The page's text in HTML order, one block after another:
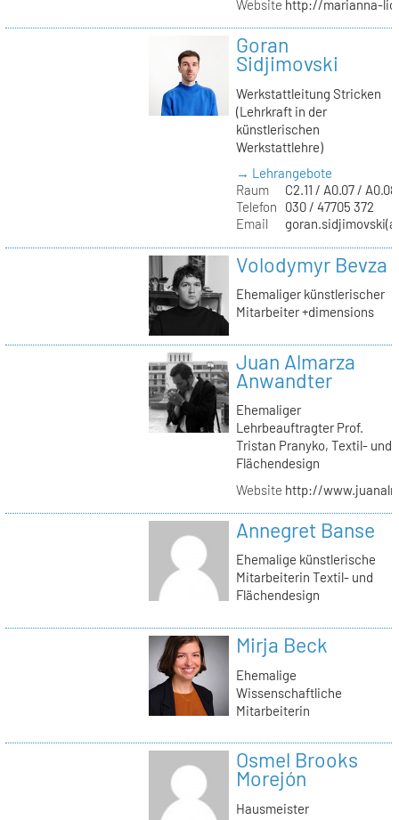
Website http://marianna-
Goran
Sidjimovski
Werkstattleitung Stricken
(Lehrkraft in der
künstlerischen
Werkstattlehre)
→ Lehrangebote
Raum
C2.11 / A0.07 / A0.08
Telefon
030 / 47705 372
Email
Volodymyr Bevza
Ehemaliger künstlerischer
Mitarbeiter +dimensions
Juan Almarza
Anwandter
Ehemaliger
Lehrbeauftragter Prof.
Tristan Pranyko, Textil- und
Flächendesign
Website http://
Annegret Banse
Ehemalige künstlerische
Mitarbeiterin Textil- und
Flächendesign
Mirja Beck
Ehemalige
Wissenschaftliche
Mitarbeiterin
Osmel Brooks
Morejón
Hausmeister